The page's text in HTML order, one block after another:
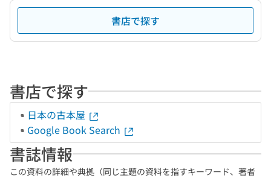
書店で探す
書店で探す
日本の古本屋
Google Book Search
書誌情報
この資料の詳細や典拠（同じ主題の資料を指すキーワード、著者